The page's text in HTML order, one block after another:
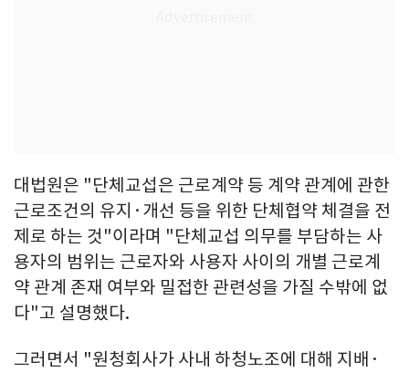
대법원은 "단체교섭은 근로계약 등 계약 관계에 관한
근로조건의 유지·개선 등을 위한 단체협약 체결을 전
제로 하는 것"이라며 "단체교섭 의무를 부담하는 사
용자의 범위는 근로자와 사용자 사이의 개별 근로계
약 관계 존재 여부와 밀접한 관련성을 가질 수밖에 없
다"고 설명했다.
그러면서 "원청회사가 사내 하청노조에 대해 지배·